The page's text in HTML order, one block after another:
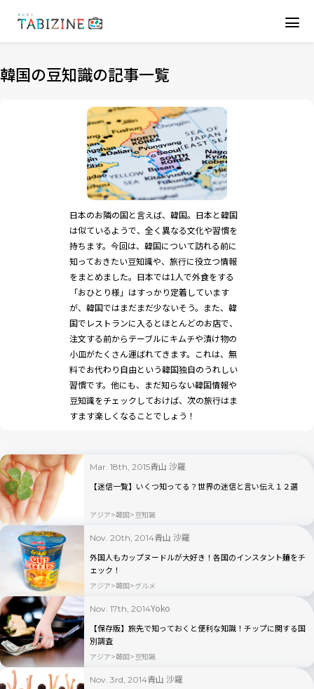
韓国の豆知識の記事一覧
日本のお隣の国と言えば、韓国。日本と韓国
は似ているようで、全く異なる文化や習慣を
持ちます。今回は、韓国について訪れる前に
知っておきたい豆知識や、旅行に役立つ情報
をまとめました。日本では1人で外食をする
「おひとり様」はすっかり定着しています
が、韓国ではまだまだ少ないそう。また、韓
国でレストランに入るとほとんどのお店で、
注文する前からテーブルにキムチや漬け物の
小皿がたくさん運ばれてきます。これは、無
料でお代わり自由という韓国独自のうれしい
習慣です。他にも、まだ知らない韓国情報や
豆知識をチェックしておけば、次の旅行はま
すます楽しくなることでしょう！
Mar. 18th, 2015青山 沙羅
【迷信一覧】いくつ知ってる？世界の迷信と言い伝え１２選
アジア 韓国 豆知識
Nov. 20th, 2014青山 沙羅
外国人もカップヌードルが大好き！各国のインスタント麺をチ
ェック！
アジア 韓国 グルメ
Nov. 17th, 2014Yoko
【保存版】旅先で知っておくと便利な知識！チップに関する国
別調査
アジア 韓国 豆知識
Nov. 3rd, 2014青山 沙羅